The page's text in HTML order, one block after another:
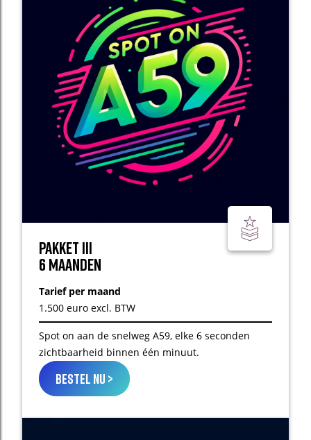
Pakket III
6 maanden
Tarief per maand
1.500 euro excl. BTW
Spot on aan de snelweg A59, elke 6 seconden
zichtbaarheid binnen één minuut.
bestel nu >